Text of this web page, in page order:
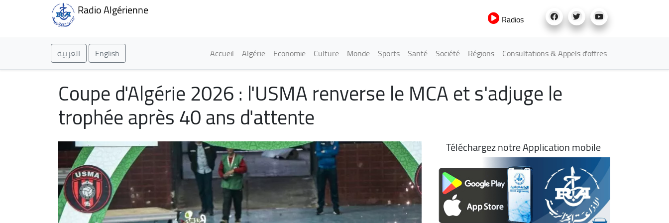
Radio Algérienne
Radios
العربية English Main navigation
Accueil Algérie Economie Culture Monde Sports Santé Société Régions Consultations & Appels d'offres
Coupe d'Algérie 2026 : l'USMA renverse le MCA et s'adjuge le
trophée après 40 ans d'attente
Téléchargez notre Application mobile